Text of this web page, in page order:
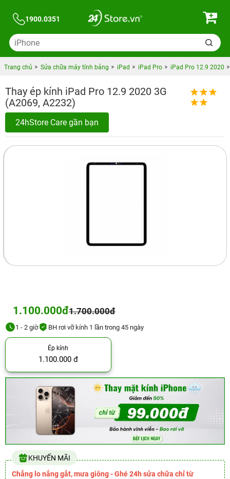
1900.0351
Trang chủ Sửa chữa máy tính bảng iPad iPad Pro iPad Pro 12.9 2020
Thay ép kính iPad Pro 12.9 2020 3G
(A2069, A2232)
24hStore Care gần bạn
1.100.000đ1.700.000đ
1 - 2 giờ BH rơi vỡ kính 1 lần trong 45 ngày
Ép kính
1.100.000 đ
KHUYẾN MÃI
Chẳng lo nắng gắt, mưa giông - Ghé 24h sửa chữa chỉ từ